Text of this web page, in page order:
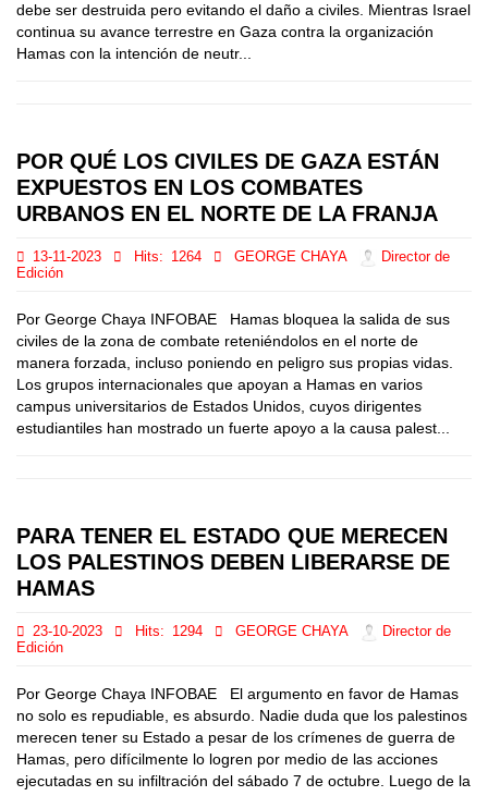
debe ser destruida pero evitando el daño a civiles. Mientras Israel
continua su avance terrestre en Gaza contra la organización
Hamas con la intención de neutr...
POR QUÉ LOS CIVILES DE GAZA ESTÁN
EXPUESTOS EN LOS COMBATES
URBANOS EN EL NORTE DE LA FRANJA
13-11-2023 Hits: 1264 GEORGE CHAYA
Director de
Edición
Por George Chaya INFOBAE Hamas bloquea la salida de sus
civiles de la zona de combate reteniéndolos en el norte de
manera forzada, incluso poniendo en peligro sus propias vidas.
Los grupos internacionales que apoyan a Hamas en varios
campus universitarios de Estados Unidos, cuyos dirigentes
estudiantiles han mostrado un fuerte apoyo a la causa palest...
PARA TENER EL ESTADO QUE MERECEN
LOS PALESTINOS DEBEN LIBERARSE DE
HAMAS
23-10-2023 Hits: 1294 GEORGE CHAYA
Director de
Edición
Por George Chaya INFOBAE El argumento en favor de Hamas
no solo es repudiable, es absurdo. Nadie duda que los palestinos
merecen tener su Estado a pesar de los crímenes de guerra de
Hamas, pero difícilmente lo logren por medio de las acciones
ejecutadas en su infiltración del sábado 7 de octubre. Luego de la